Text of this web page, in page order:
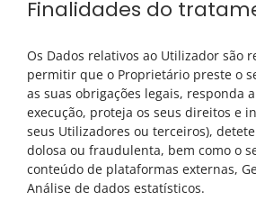
Finalidades do
Os Dados relativos ao Utilizador são
permitir que o Proprietário preste o
as suas obrigações legais, responda
execução, proteja os seus direitos e
seus Utilizadores ou terceiros),
dolosa ou fraudulenta, bem como o
conteúdo de plataformas externas,
Análise de dados estatísticos.